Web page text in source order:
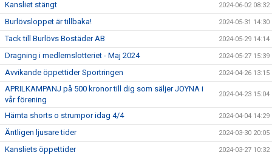
Kansliet stängt 2024-06-02 08:32
Burlövsloppet är tillbaka! 2024-05-31 14:30
Tack till Burlövs Bostäder AB 2024-05-29 14:14
Dragning i medlemslotteriet - Maj 2024 2024-05-27 15:39
Avvikande öppettider Sportringen 2024-04-26 13:15
APRILKAMPANJ på 500 kronor till dig som säljer JOYNA i
vår förening
2024-04-23 15:04
Hämta shorts o strumpor idag 4/4 2024-04-04 14:29
Äntligen ljusare tider 2024-03-30 20:05
Kansliets öppettider 2024-03-27 10:32